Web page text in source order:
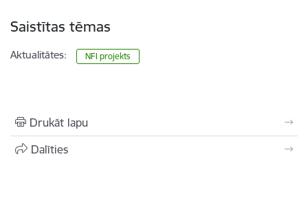
Saistītas tēmas
Aktualitātes: NFI projekts
Drukāt lapu
Dalīties